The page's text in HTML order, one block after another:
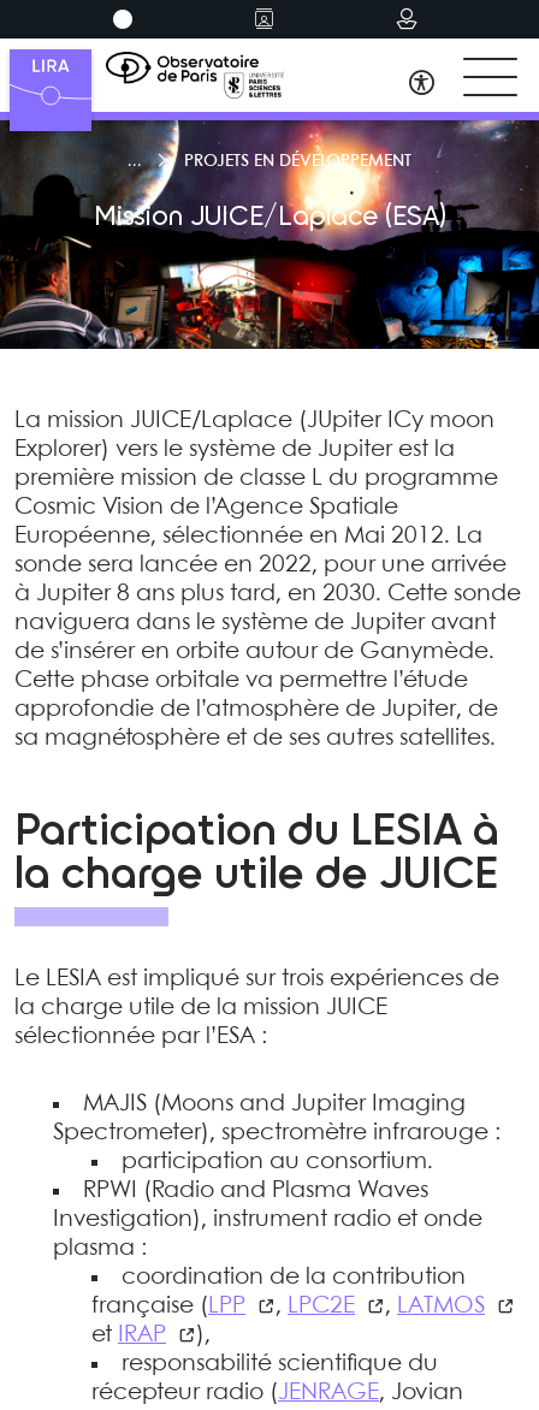
PROJETS EN DÉVELOPPEMENT
Mission JUICE/Laplace (ESA)
La mission JUICE/Laplace (JUpiter ICy moon
Explorer) vers le système de Jupiter est la
première mission de classe L du programme
Cosmic Vision de l’Agence Spatiale
Européenne, sélectionnée en Mai 2012. La
sonde sera lancée en 2022, pour une arrivée
à Jupiter 8 ans plus tard, en 2030. Cette sonde
naviguera dans le système de Jupiter avant
de s’insérer en orbite autour de Ganymède.
Cette phase orbitale va permettre l’étude
approfondie de l’atmosphère de Jupiter, de
sa magnétosphère et de ses autres satellites.
Participation du LESIA à
la charge utile de JUICE
Le LESIA est impliqué sur trois expériences de
la charge utile de la mission JUICE
sélectionnée par l’ESA :
MAJIS (Moons and Jupiter Imaging
Spectrometer), spectromètre infrarouge :
participation au consortium.
RPWI (Radio and Plasma Waves
Investigation), instrument radio et onde
plasma :
coordination de la contribution
française ( LPP , LPC2E , LATMOS
et
IRAP
),
responsabilité scientifique du
récepteur radio (JENRAGE, Jovian